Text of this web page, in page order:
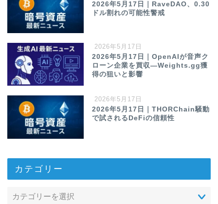
2026年5月17日｜RaveDAO、0.30
ドル割れの可能性警戒
2026年5月17日
2026年5月17日｜OpenAIが音声ク
ローン企業を買収—Weights.gg獲
得の狙いと影響
2026年5月17日
2026年5月17日｜THORChain騒動
で試されるDeFiの信頼性
カテゴリー